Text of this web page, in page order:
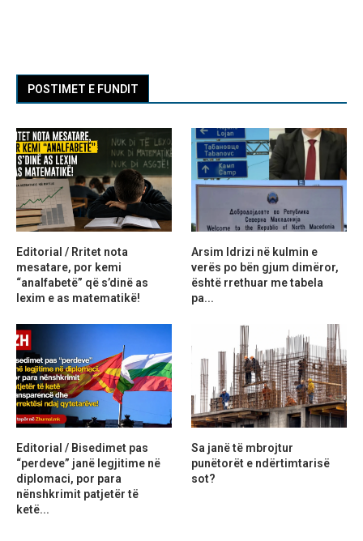
POSTIMET E FUNDIT
Editorial / Rritet nota
mesatare, por kemi
“analfabetë” që s’dinë as
lexim e as matematikë!
Arsim Idrizi në kulmin e
verës po bën gjum dimëror,
është rrethuar me tabela
pa...
Editorial / Bisedimet pas
“perdeve” janë legjitime në
diplomaci, por para
nënshkrimit patjetër të
ketë...
Sa janë të mbrojtur
punëtorët e ndërtimtarisë
sot?